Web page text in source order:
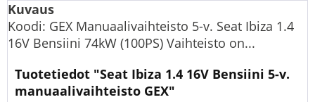
Kuvaus
Koodi: GEX Manuaalivaihteisto 5-v. Seat Ibiza 1.4
16V Bensiini 74kW (100PS) Vaihteisto on...
Tuotetiedot "Seat Ibiza 1.4 16V Bensiini 5-v.
manuaalivaihteisto GEX"